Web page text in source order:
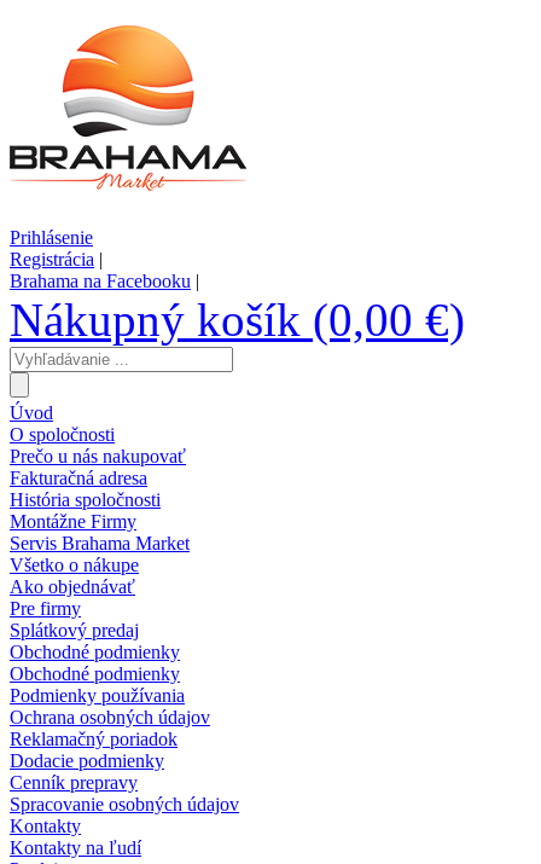
Prihlásenie
Registrácia |
Brahama na Facebooku |
Nákupný košík (0,00 €)
Úvod
O spoločnosti
Prečo u nás nakupovať
Fakturačná adresa
História spoločnosti
Montážne Firmy
Servis Brahama Market
Všetko o nákupe
Ako objednávať
Pre firmy
Splátkový predaj
Obchodné podmienky
Obchodné podmienky
Podmienky používania
Ochrana osobných údajov
Reklamačný poriadok
Dodacie podmienky
Cenník prepravy
Spracovanie osobných údajov
Kontakty
Kontakty na ľudí